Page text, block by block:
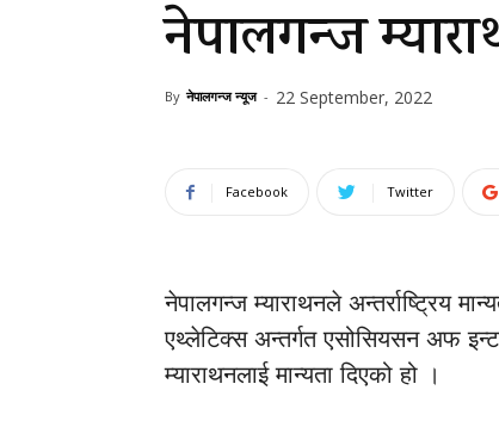
नेपालगन्ज
By नेपालगन्ज न्यूज - 22 September, 2022
Facebook Twitter
नेपालगन्ज म्याराथनले अन्तर्राष्ट्रिय
एथ्लेटिक्स अन्तर्गत एसोसियसन अफ
म्याराथनलाई मान्यता दिएको हो ।